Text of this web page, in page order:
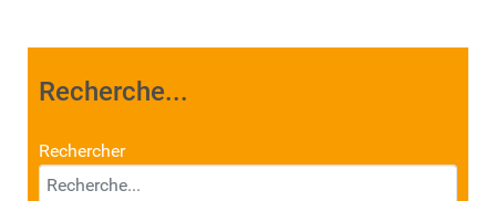
Recherche...
Rechercher